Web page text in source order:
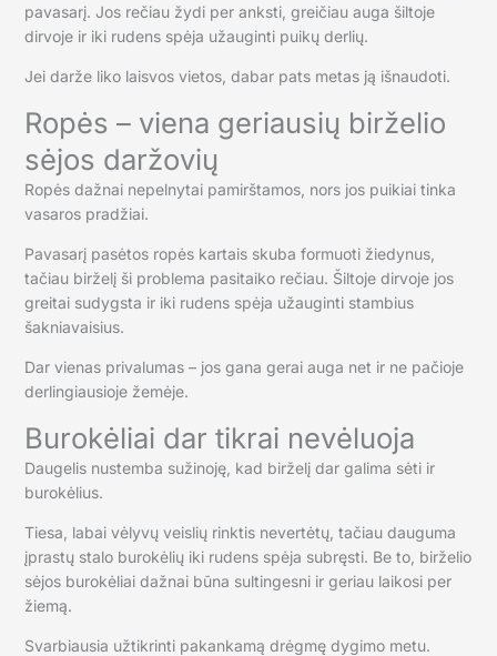
pavasarį. Jos rečiau žydi per anksti, greičiau auga šiltoje
dirvoje ir iki rudens spėja užauginti puikų derlių.
Jei darže liko laisvos vietos, dabar pats metas ją išnaudoti.
Ropės – viena geriausių birželio
sėjos daržovių
Ropės dažnai nepelnytai pamirštamos, nors jos puikiai tinka
vasaros pradžiai.
Pavasarį pasėtos ropės kartais skuba formuoti žiedynus,
tačiau birželį ši problema pasitaiko rečiau. Šiltoje dirvoje jos
greitai sudygsta ir iki rudens spėja užauginti stambius
šakniavaisius.
Dar vienas privalumas – jos gana gerai auga net ir ne pačioje
derlingiausioje žemėje.
Burokėliai dar tikrai nevėluoja
Daugelis nustemba sužinoję, kad birželį dar galima sėti ir
burokėlius.
Tiesa, labai vėlyvų veislių rinktis nevertėtų, tačiau dauguma
įprastų stalo burokėlių iki rudens spėja subręsti. Be to, birželio
sėjos burokėliai dažnai būna sultingesni ir geriau laikosi per
žiemą.
Svarbiausia užtikrinti pakankamą drėgmę dygimo metu.